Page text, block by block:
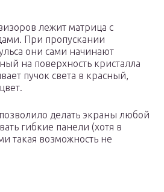
лежит матрица с
При пропускании
они сами начинают
на поверхность кристалла
пучок света в красный,
делать экраны любой
гибкие панели (хотя в
такая возможность не